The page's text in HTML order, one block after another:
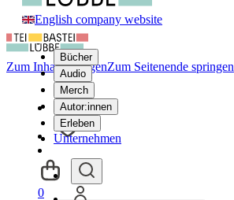
English company website
Bücher
Audio
Merch
Autor:innen
Erleben
Unternehmen
Zum Inhalt springenZum Seitenende springen
0